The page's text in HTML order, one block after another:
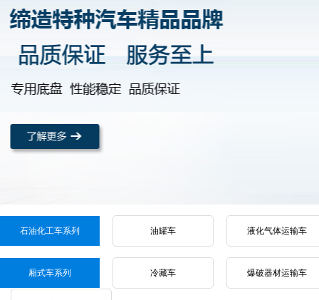
石油化工车系列 油罐车 液化气体运输车
厢式车系列 冷藏车 爆破器材运输车